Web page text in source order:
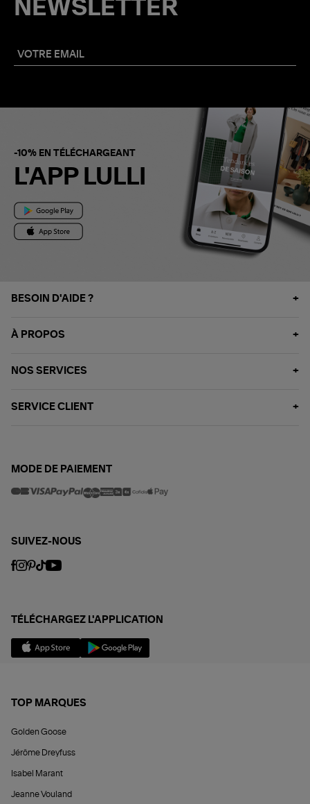
NEWSLETTER
-10% EN TÉLÉCHARGEANT
L'APP LULLI
BESOIN D'AIDE ?
À PROPOS
NOS SERVICES
SERVICE CLIENT
MODE DE PAIEMENT
SUIVEZ-NOUS
TÉLÉCHARGEZ L'APPLICATION
TOP MARQUES
Golden Goose
Jérôme Dreyfuss
Isabel Marant
Jeanne Vouland